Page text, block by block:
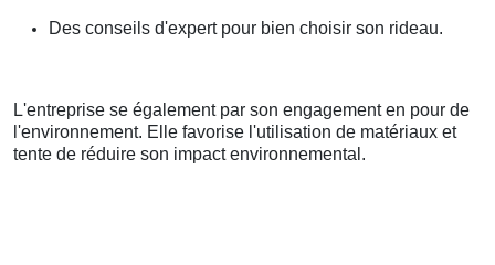
Des conseils d'expert pour bien choisir son rideau.
L'entreprise se également par son engagement en pour de
l'environnement. Elle favorise l'utilisation de matériaux et
tente de réduire son impact environnemental.